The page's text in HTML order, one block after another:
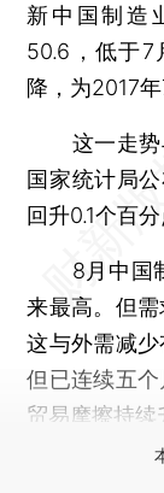
新中国制造
50.6，低于7
降，为2017
这一走势
国家统计局
回升0.1个百分
8月中国制
来最高。但需
这与外需减
但已连续五
贸易摩擦持续